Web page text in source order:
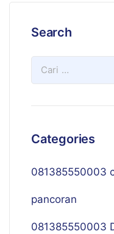
Search
Categories
081385550003
pancoran
081385550003